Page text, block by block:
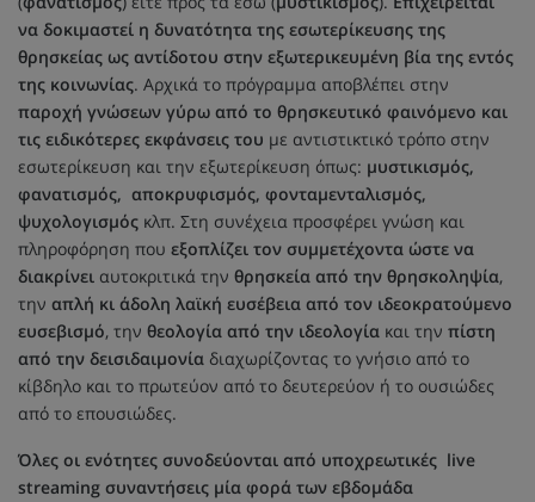
να δοκιμαστεί η δυνατότητα της εσωτερίκευσης της
θρησκείας ως αντίδοτου στην εξωτερικευμένη βία της εντός
της κοινωνίας. Αρχικά το πρόγραμμα αποβλέπει στην
παροχή γνώσεων γύρω από το θρησκευτικό φαινόμενο και
τις ειδικότερες εκφάνσεις του με αντιστικτικό τρόπο στην
εσωτερίκευση και την εξωτερίκευση όπως: μυστικισμός,
φανατισμός, αποκρυφισμός, φονταμενταλισμός,
ψυχολογισμός κλπ. Στη συνέχεια προσφέρει γνώση και
πληροφόρηση που εξοπλίζει τον συμμετέχοντα ώστε να
διακρίνει αυτοκριτικά την θρησκεία από την θρησκοληψία,
την απλή κι άδολη λαϊκή ευσέβεια από τον ιδεοκρατούμενο
ευσεβισμό, την θεολογία από την ιδεολογία και την πίστη
από την δεισιδαιμονία διαχωρίζοντας το γνήσιο από το
κίβδηλο και το πρωτεύον από το δευτερεύον ή το ουσιώδες
από το επουσιώδες.
Όλες οι ενότητες συνοδεύονται από υποχρεωτικές live
streaming συναντήσεις μία φορά των εβδομάδα